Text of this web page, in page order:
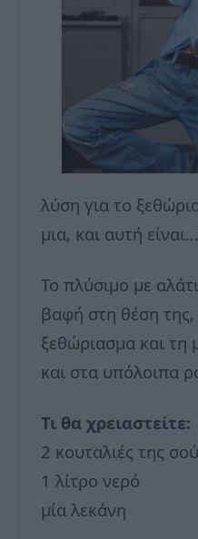
λύση για το
μια, και αυτή
Το πλύσιμο με
βαφή στη θέση της,
ξεθώριασμα και
και στα υπόλοιπα
Τι θα χρειαστείτε:
2 κουταλιές της
1 λίτρο νερό
μία λεκάνη